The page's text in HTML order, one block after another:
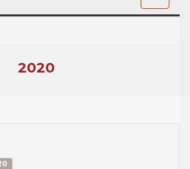
2020